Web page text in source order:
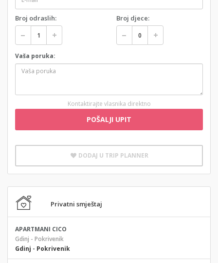
Broj odraslih: Broj djece:
Vaša poruka:
Kontaktirajte vlasnika direktno
POŠALJI UPIT
DODAJ U TRIP PLANNER
Privatni smještaj
APARTMANI CICO
Gdinj - Pokrivenik
Gdinj - Pokrivenik